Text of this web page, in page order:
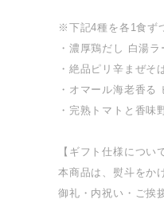
※下記4種を各1食ず
・濃厚鶏だし 白湯
・絶品ピリ辛まぜそ
・オマール海老香る
・完熟トマトと香味
【ギフト仕様につい
本商品は、熨斗をか
御礼・内祝い・ご挨